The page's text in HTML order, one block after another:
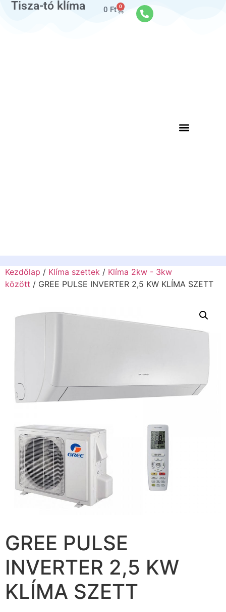
Tisza-tó klíma 0 Ft 0
Kezdőlap / Klíma szettek / Klíma 2kw - 3kw
között / GREE PULSE INVERTER 2,5 KW KLÍMA SZETT
GREE PULSE
INVERTER 2,5 KW
KLÍMA SZETT